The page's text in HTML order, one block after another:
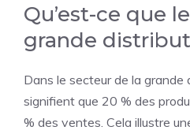
Qu’est-ce que
grande
Dans le secteur de la
signifient que 20 % des
% des ventes. Cela illustre